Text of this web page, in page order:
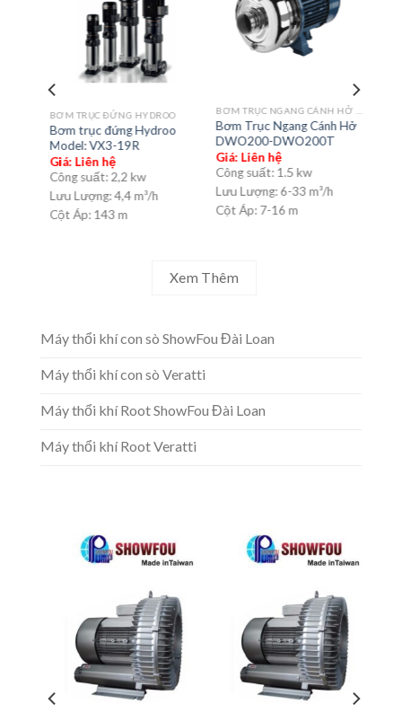
BƠM TRỤC ĐỨNG HYDROO
Bơm trục đứng Hydroo
Model: VX3-19R
Giá: Liên hệ
Công suất: 2,2 kw
Lưu Lượng:4,4 m³/h
Cột Áp: 143 m
Bơm Trục Ngang Cánh Hở
DWO200-DWO200T
Giá: Liên hệ
Công suất: 1.5 kw
Lưu Lượng: 6-33 m³/h
Cột Áp: 7-16 m
Xem Thêm
Máy thổi khí con sò ShowFou Đài Loan
Máy thổi khí con sò Veratti
Máy thổi khí Root ShowFou Đài Loan
Máy thổi khí Root Veratti